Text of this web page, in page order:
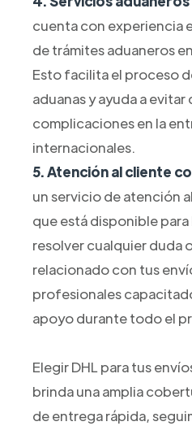
cuenta con experiencia
de trámites aduaneros
Esto facilita el proceso
aduanas y ayuda a evitar
complicaciones en la
internacionales.
5. Atención al cliente
un servicio de atención
que está disponible
resolver cualquier duda
relacionado con tus
profesionales
apoyo durante todo el
Elegir DHL para tus
brinda una amplia
de entrega rápida,